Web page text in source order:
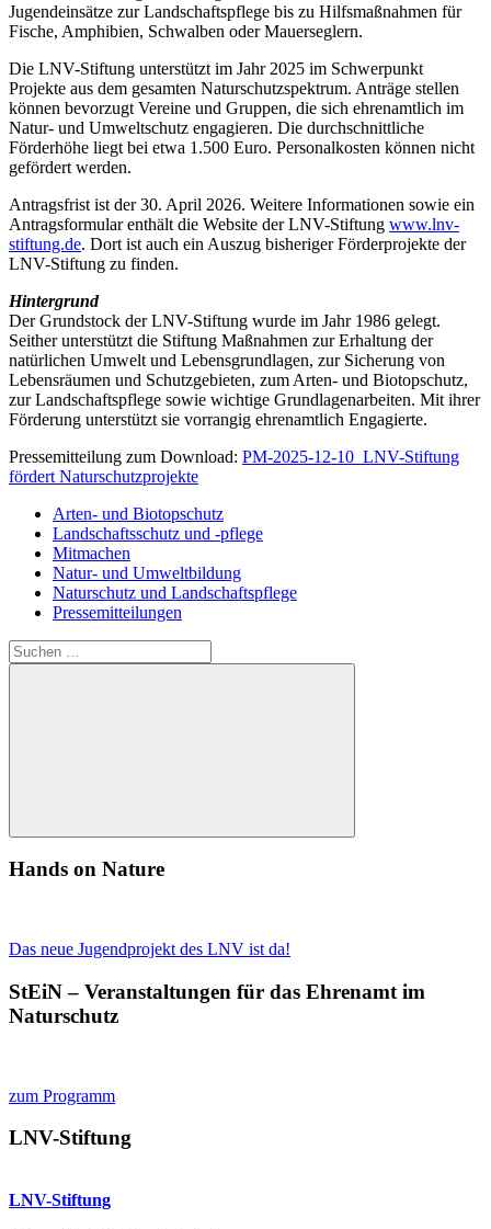
Jugendeinsätze zur Landschaftspflege bis zu Hilfsmaßnahmen für
Fische, Amphibien, Schwalben oder Mauerseglern.
Die LNV-Stiftung unterstützt im Jahr 2025 im Schwerpunkt
Projekte aus dem gesamten Naturschutzspektrum. Anträge stellen
können bevorzugt Vereine und Gruppen, die sich ehrenamtlich im
Natur- und Umweltschutz engagieren. Die durchschnittliche
Förderhöhe liegt bei etwa 1.500 Euro. Personalkosten können nicht
gefördert werden.
Antragsfrist ist der 30. April 2026. Weitere Informationen sowie ein
Antragsformular enthält die Website der LNV-Stiftung www.lnv-
stiftung.de. Dort ist auch ein Auszug bisheriger Förderprojekte der
LNV-Stiftung zu finden.
Hintergrund
Der Grundstock der LNV-Stiftung wurde im Jahr 1986 gelegt.
Seither unterstützt die Stiftung Maßnahmen zur Erhaltung der
natürlichen Umwelt und Lebensgrundlagen, zur Sicherung von
Lebensräumen und Schutzgebieten, zum Arten- und Biotopschutz,
zur Landschaftspflege sowie wichtige Grundlagenarbeiten. Mit ihrer
Förderung unterstützt sie vorrangig ehrenamtlich Engagierte.
Pressemitteilung zum Download: PM-2025-12-10_LNV-Stiftung
fördert Naturschutzprojekte
Arten- und Biotopschutz
Landschaftsschutz und -pflege
Mitmachen
Natur- und Umweltbildung
Naturschutz und Landschaftspflege
Pressemitteilungen
Suchen
nach:
Suchen
Hands on Nature
Das neue Jugendprojekt des LNV ist da!
StEiN – Veranstaltungen für das Ehrenamt im
Naturschutz
zum Programm
LNV-Stiftung
LNV-Stiftung